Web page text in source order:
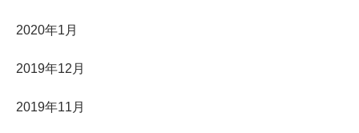
2020年1月
2019年12月
2019年11月